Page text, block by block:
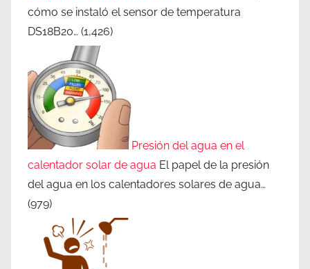
cómo se instaló el sensor de temperatura
DS18B20… (1,426)
Presión del agua en el
calentador solar de agua El papel de la presión
del agua en los calentadores solares de agua…
(979)